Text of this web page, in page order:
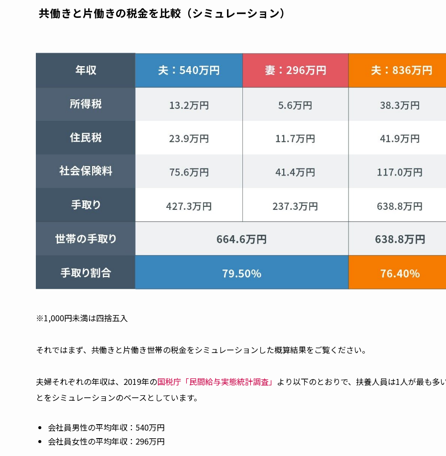
共働きと片働きの税金を比較（シミュレーション）
※1,000円未満は四捨五入
それではまず、共働きと片働き世帯の税金をシミュレーションした概算結果をご覧ください。
夫婦それぞれの年収は、2019年の国税庁「民間給与実態統計調査」 より以下のとおりで、扶養人員は1人が最も多
とをシミュレーションのベースとしています。
会社員男性の平均年収：540万円
会社員女性の平均年収：296万円